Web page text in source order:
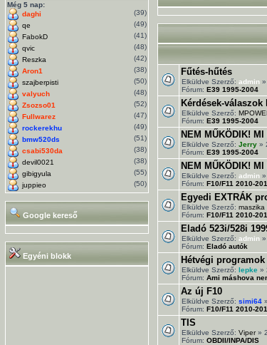
Még 5 nap:
daghi
(39)
qe
(49)
FabokD
(41)
qvic
(48)
Reszka
(42)
Aron1
(38)
szajberpisti
(50)
valyuch
(48)
Zsozso01
(52)
Fullwarez
(47)
rockerekhu
(49)
bmw520ds
(51)
csabi530da
(38)
devil0021
(38)
gibigyula
(55)
juppieo
(50)
Google kereső
Egyéni blokk
Fűtés-hűtés
Elküldve Szerző: admin
Fórum: E39 1995-2004
Kérdések-válaszok
Elküldve Szerző:
Fórum: E39 1995-2004
NEM MŰKÖDIK!
Elküldve Szerző: Jerry »
Fórum: E39 1995-2004
NEM MŰKÖDIK!
Elküldve Szerző: admin
Fórum: F10/F11 2010-
Egyedi EXTRÁK
Elküldve Szerző: maszika
Fórum: F10/F11 2010-
Eladó 523i/528i
Elküldve Szerző: admin
Fórum: Eladó autók
Hétvégi programok
Elküldve Szerző: lepke »
Fórum: Ami máshova
Az új F10
Elküldve Szerző: simi64
Fórum: F10/F11 2010-
TIS
Elküldve Szerző: Viper»
Fórum: OBDII/INPA/DIS